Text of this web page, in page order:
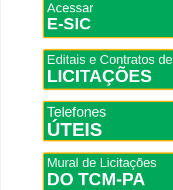
Acessar
E-SIC
Editais e Contratos de
LICITAÇÕES
Telefones
ÚTEIS
Mural de Licitações
DO TCM-PA